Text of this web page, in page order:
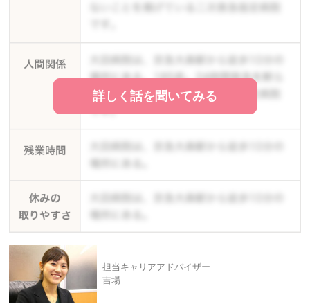
詳しく話を聞いてみる
担当キャリアアドバイザー
吉場